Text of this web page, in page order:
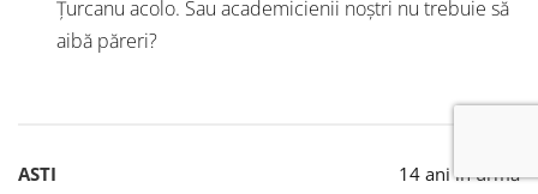
Țurcanu acolo. Sau academicienii noștri nu trebuie să
aibă păreri?
ASTI 14 ani în urmă